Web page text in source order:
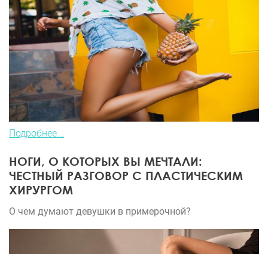
Подробнее...
НОГИ, О КОТОРЫХ ВЫ МЕЧТАЛИ:
ЧЕСТНЫЙ РАЗГОВОР С ПЛАСТИЧЕСКИМ
ХИРУРГОМ
О чем думают девушки в примерочной?